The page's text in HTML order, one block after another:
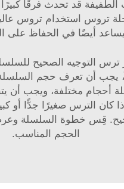
الطفيفة قد تحدث فرقًا
تروس
استخدام تروس
يساعد أيضًا في الحفاظ على
ترس التوجيه الصحيح
يجب أن تعرف حجم
أحجام مختلفة، ويجب أن
كان الترس صغيرًا جدًّا أو
قِس خطوة السلسلة
الحجم المناسب.